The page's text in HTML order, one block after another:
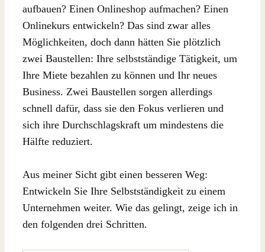
aufbauen? Einen Onlineshop aufmachen? Einen
Onlinekurs entwickeln? Das sind zwar alles
Möglichkeiten, doch dann hätten Sie plötzlich
zwei Baustellen: Ihre selbstständige Tätigkeit, um
Ihre Miete bezahlen zu können und Ihr neues
Business. Zwei Baustellen sorgen allerdings
schnell dafür, dass sie den Fokus verlieren und
sich ihre Durchschlagskraft um mindestens die
Hälfte reduziert.
Aus meiner Sicht gibt einen besseren Weg:
Entwickeln Sie Ihre Selbstständigkeit zu einem
Unternehmen weiter. Wie das gelingt, zeige ich in
den folgenden drei Schritten.